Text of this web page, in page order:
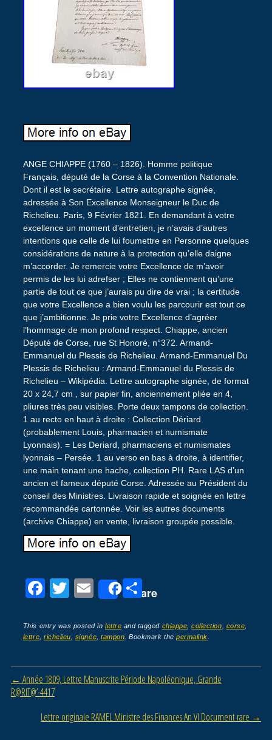
ANGE CHIAPPE (1760 – 1826). Homme politique
Français, député de la Corse à la Convention Nationale.
Dont il est le secrétaire. Lettre autographe signée,
adressée à Son Excellence Monseigneur le Duc de
Richelieu. Paris, 9 Février 1821. En demandant à votre
excellence un moment d’entretien, je n’avais d’autres
intentions que celle de lui foumettre en Personne quelques
considérations de nature à la protection qu’elle daigne
m’accorder. Je remercie votre Excellence de m’avoir
permis de les lui adrefser ; Elles ne contiennent qu’une
partie de tout ce que j’aurais pu dire de vrai ; la certitude
que votre Excellence a bien voulu les parcourir est tout ce
que j’ambitionne. Je prie votre Excellence d’agréer
l’hommage de mon profond respect. Chiappe, ancien
Député de Corse, rue St Honoré, n°372. Armand-
Emmanuel du Plessis de Richelieu. Armand-Emmanuel Du
Plessis de Richelieu : Armand-Emmanuel du Plessis de
Richelieu – Wikipédia. Lettre autographe signée, de format
20 x 24,7 cm , sur papier fin, anciennement pliée en 4,
pliures très peu visibles. Porte deux tampons de collection.
1 au recto en haut à droite : Collection Dériard
(probablement Louis, pharmacien et numismate
Lyonnais). = Les Deriard, pharmaciens et numismates
lyonnais – Persée. 1 au verso en bas à droite, à identifier,
une main tenant une hache, collection PH. Rare LAS d’un
ancien et fameux député Corse. Adressée au Président du
conseil des Ministres. Livraison rapide et soignée en lettre
recommandée cartonnée. Voir les autres documents
(archive Chiappe) en vente, livraison groupée possible.
F
c
e
b
o
k
T
tt
er
E
ail
Share
P
ta
g
er
This entry was posted inlettre and tagged chiappe ,collection corse
lettre ,richelieu signée ,tampon . Bookmark thepermalink
Post navigation
← Année 1809, Lettre Manuscrite Période Napoléonique, Grande
R@RIT@’-4417
Lettre originale RAMEL Ministre des Finances An VI Document rare →